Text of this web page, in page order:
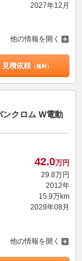
2027年12月
他の情報を開く
見積依頼（無料）
ンクロム W電動
42.0万円
29.8万円
2012年
15.9万km
2028年08月
他の情報を開く